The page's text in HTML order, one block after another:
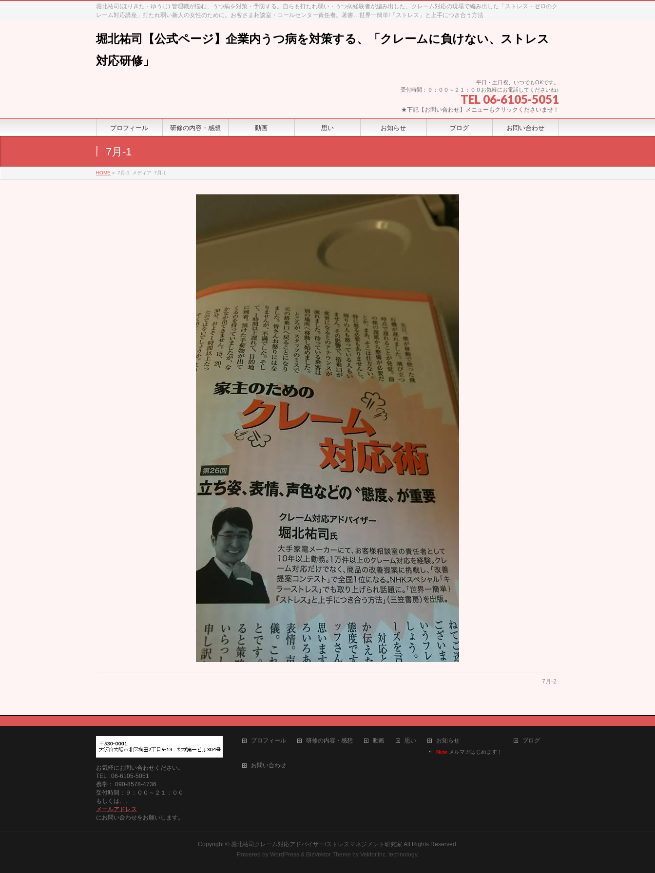
堀北祐司(ほりきた・ゆうじ) 管理職が悩む、うつ病を対策・予防する。自らも打たれ弱い・うつ病経験者が編み出した、クレーム対応の現場で編み出した「ストレス・ゼロのク
レーム対応講座」打たれ弱い新人の女性のために。お客さま相談室・コールセンター責任者。著書…世界一簡単!「ストレス」と上手につき合う方法
堀北祐司【公式ページ】企業内うつ病を対策する、「クレームに負けない、ストレス
対応研修」
平日・土日祝、いつでもOKです。
受付時間：９：００～２１：００お気軽にお電話してくださいね♪
TEL 06-6105-5051
★下記【お問い合わせ】メニューもクリックくださいませ！
プロフィール 研修の内容・感想 動画 思い お知らせ ブログ お問い合わせ
7月-1
HOME » 7月-1 メディア 7月-1
7月-2
お気軽にお問い合わせください。
TEL : 06-6105-5051
携帯： 090-8578-4736
受付時間：９：００～２１：００
もしくは、、
メールアドレス
にお問い合わせをお願いします。
プロフィール 研修の内容・感想 動画 思い お知らせ
New メルマガはじめます！
ブログ
お問い合わせ
Copyright © 堀北祐司クレーム対応アドバイザー/ストレスマネジメント研究家 All Rights Reserved.
Powered by WordPress & BizVektor Theme by Vektor,Inc. technology.